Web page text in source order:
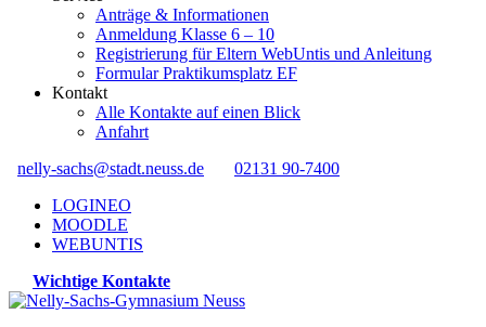
Anträge & Informationen
Anmeldung Klasse 6 – 10
Registrierung für Eltern WebUntis und Anleitung
Formular Praktikumsplatz EF
Kontakt
Alle Kontakte auf einen Blick
Anfahrt
nelly-sachs@stadt.neuss.de
02131 90-7400
LOGINEO
MOODLE
WEBUNTIS
Wichtige Kontakte